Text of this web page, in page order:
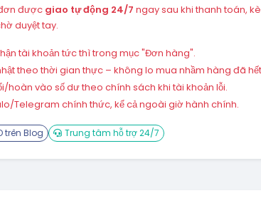
được giao tự động 24/7 ngay sau khi thanh toán,
duyệt tay.
tài khoản tức thì trong mục "Đơn hàng".
theo thời gian thực – không lo mua nhầm hàng đã
hoàn vào số dư theo chính sách khi tài khoản lỗi.
Telegram chính thức, kể cả ngoài giờ hành chính.
trên Blog Trung tâm hỗ trợ 24/7